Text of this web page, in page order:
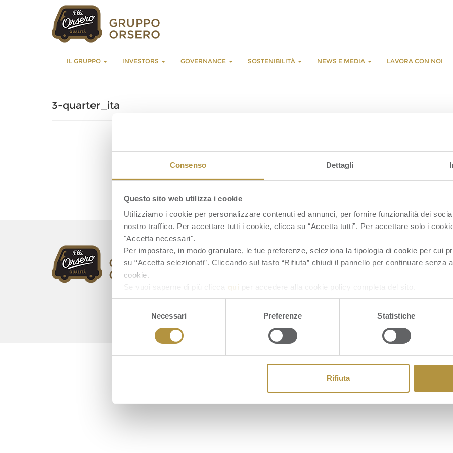
Consenso Dettagli
Questo sito web utilizza i cookie
Utilizziamo i cookie per personalizzare contenuti ed annunci, per fornire funzionalità dei
nostro traffico. Per accettare tutti i cookie, clicca su “Accetta tutti”. Per accettare solo i
"Accetta necessari".
Per impostare, in modo granulare, le tue preferenze, seleziona la tipologia di cookie per cui
su “Accetta selezionati”. Cliccando sul tasto “Rifiuta” chiudi il pannello per continuare senza
cookie.
Se vuoi saperne di più clicca
qui per accedere alla cookie policy completa del sito.
Necessari Preferenze Statistiche
Rifiuta
IL GRUPPO INVESTORS GOVERNANCE SOSTENIBILITÀ NEWS E MEDIA LAVORA CON NOI
3-quarter_ita